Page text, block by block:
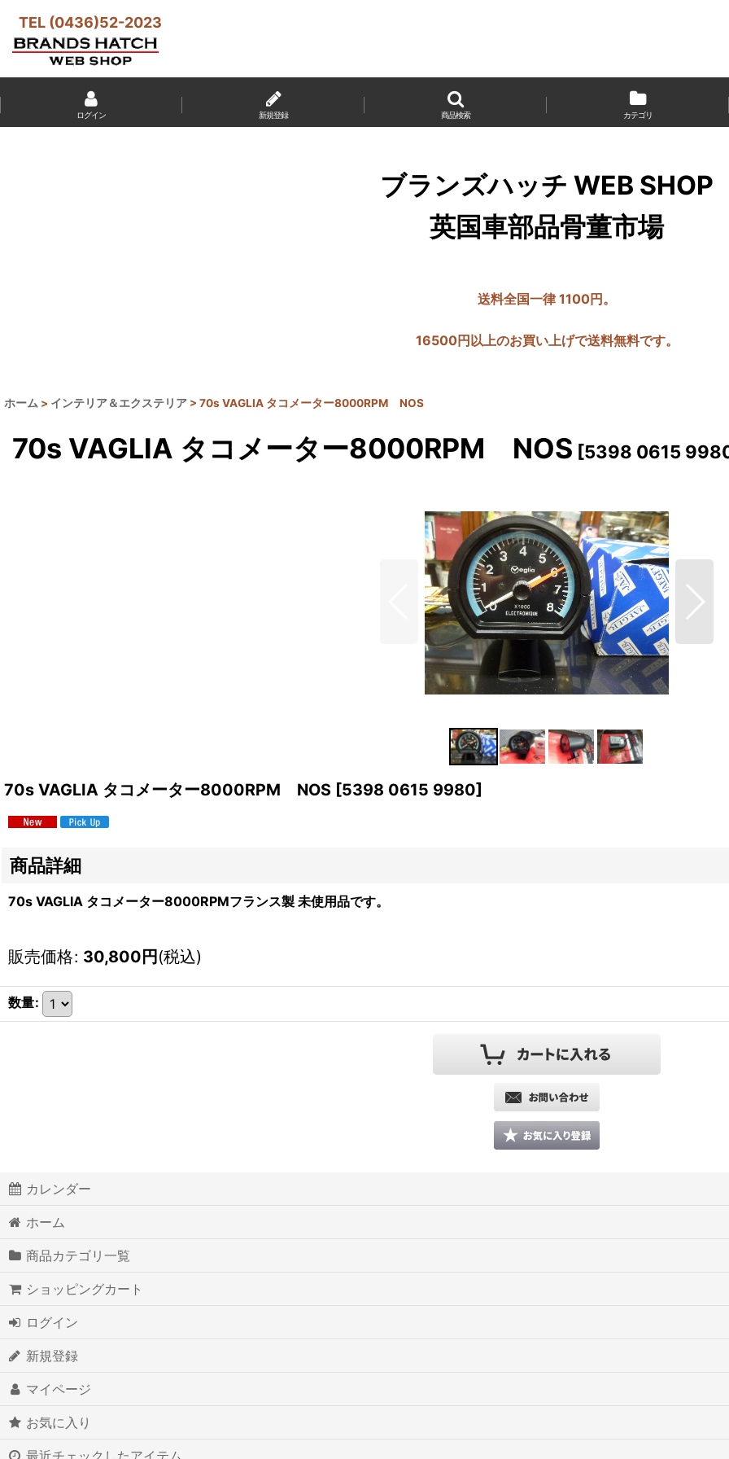
TEL (0436)52-2023
ログイン 新規登録 商品検索 カテゴリ
ブランズハッチ WEB SHOP
英国車部品骨董市場
送料全国一律 1100円。
16500円以上のお買い上げで送料無料です。
ホーム > インテリア＆エクステリア > 70s VAGLIA タコメーター8000RPM NOS
70s VAGLIA タコメーター8000RPM NOS [5398 0615
70s VAGLIA タコメーター8000RPM NOS [5398 0615 9980]
商品詳細
70s VAGLIA タコメーター8000RPMフランス製 未使用品です。
販売価格: 30,800 円 (税込)
数量:
カレンダー
ホーム
商品カテゴリ一覧
ショッピングカート
ログイン
新規登録
マイページ
お気に入り
最近チェックしたアイテム